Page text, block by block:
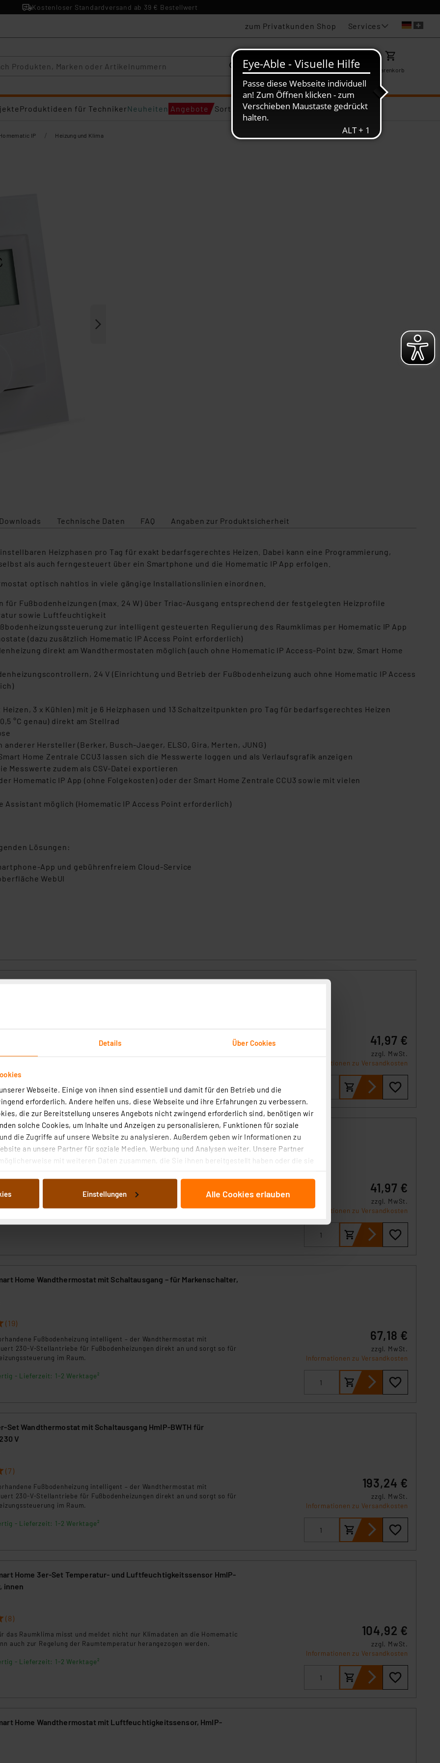
Details Über Cookies
Webseite. Einige von ihnen sind essentiell und damit für den Betrieb und die
erforderlich. Andere helfen uns, diese Webseite und ihre Erfahrungen zu verbessern.
die zur Bereitstellung unseres Angebots nicht zwingend erforderlich sind, benötigen wir
solche Cookies, um Inhalte und Anzeigen zu personalisieren, Funktionen für soziale
die Zugriffe auf unsere Website zu analysieren. Außerdem geben wir Informationen zu
an unsere Partner für soziale Medien, Werbung und Analysen weiter. Unsere Partner
mit weiteren Daten zusammen, die Sie ihnen bereitgestellt haben oder die sie
dargestellten bzw. die von Ihnen ausgewählten Verarbeitungszwecke (Art. 6
Auflistung der einzelnen Cookies nach Zweck und Anbieter ist durch Klick auf den
personenbezogene Daten in den USA. Ihre Einwilligung zur Einbindung von Cookies
ggf. auch die Verarbeitung Ihrer Daten in den USA gemäß Art. 49 (1) lit. a DSGVO.
der EU. Dies bedeutet, dass die USA als Land mit unzureichendem
eingestuft wird. So besteht etwa das Risiko, dass US-Behörden personenbezogene
verarbeiten, ohne dass hiergegen Klagemöglichkeiten für Europäer bestehen.
Dienstleistern stützt sich auf die Standarddatenschutzklauseln der Europäischen
Beurteilung der mit der Datenübermittlung, insbesondere der Art der übermittelten
Einstellungen Alle Cookies erlauben
Kostenloser Standardversand ab 39 € Bestellwert
zum Privatkunden Shop Services
KarriereMein ELV Merkzettel Warenkorb
Produktideen für TechnikerNeuheiten Angebote Sortiments-Deals
IP / Heizung und Klima
Downloads Technische Daten FAQ Angaben zur Produktsicherheit
Heizphasen pro Tag für exakt bedarfsgerechtes Heizen. Dabei kann eine Programmierung,
als auch ferngesteuert über ein Smartphone und die Homematic IP App erfolgen.
optisch nahtlos in viele gängige Installationslinien einordnen.
Fußbodenheizungen (max. 24 W) über Triac-Ausgang entsprechend der festgelegten Heizprofile
sowie Luftfeuchtigkeit
zur intelligent gesteuerten Regulierung des Raumklimas per Homematic IP App
(dazu zusätzlich Homematic IP Access Point erforderlich)
direkt am Wandthermostaten möglich (auch ohne Homematic IP Access-Point bzw. Smart Home
24 V (Einrichtung und Betrieb der Fußbodenheizung auch ohne Homematic IP Access
3 x Kühlen) mit je 6 Heizphasen und 13 Schaltzeitpunkten pro Tag für bedarfsgerechtes Heizen
°C genau) direkt am Stellrad
Hersteller (Berker, Busch-Jaeger, ELSO, Gira, Merten, JUNG)
Home Zentrale CCU3 lassen sich die Messwerte loggen und als Verlaufsgrafik anzeigen
Messwerte zudem als CSV-Datei exportieren
Homematic IP App (ohne Folgekosten) oder der Smart Home Zentrale CCU3 sowie mit vielen
Assistant möglich (Homematic IP Access Point erforderlich)
Lösungen:
App und gebührenfreiem Cloud-Service
WebUI
individuell ganz nach Bedarf, Raum für Raum, und erfassen Sie das
- Lieferzeit: 1-2 Werktage²
41,97 €
zzgl. MwSt.
Informationen zu Versandkosten
Home Wandthermostat – basic, HmIP-WTH-B-2
(20)
und Klimatisierung ganz nach individuellem Bedarf, Raum für Raum,
- Lieferzeit: 1-2 Werktage²
41,97 €
zzgl. MwSt.
Informationen zu Versandkosten
Home Wandthermostat mit Schaltausgang – für Markenschalter,
(19)
Fußbodenheizung intelligent – der Wandthermostat mit
230-V-Stellantriebe für Fußbodenheizungen direkt an und sorgt so für
im Raum.
- Lieferzeit: 1-2 Werktage²
67,18 €
zzgl. MwSt.
Informationen zu Versandkosten
Set Wandthermostat mit Schaltausgang HmIP-BWTH für
V
(7)
Fußbodenheizung intelligent – der Wandthermostat mit
230-V-Stellantriebe für Fußbodenheizungen direkt an und sorgt so für
im Raum.
- Lieferzeit: 1-2 Werktage²
193,24 €
zzgl. MwSt.
Informationen zu Versandkosten
Home 3er-Set Temperatur- und Luftfeuchtigkeitssensor HmIP-
innen
(8)
das Raumklima misst und meldet nicht nur Klimadaten an die Homematic
auch zur Regelung der Raumtemperatur herangezogen werden.
- Lieferzeit: 1-2 Werktage²
104,92 €
zzgl. MwSt.
Informationen zu Versandkosten
Home Wandthermostat mit Luftfeuchtigkeitssensor, HmIP-